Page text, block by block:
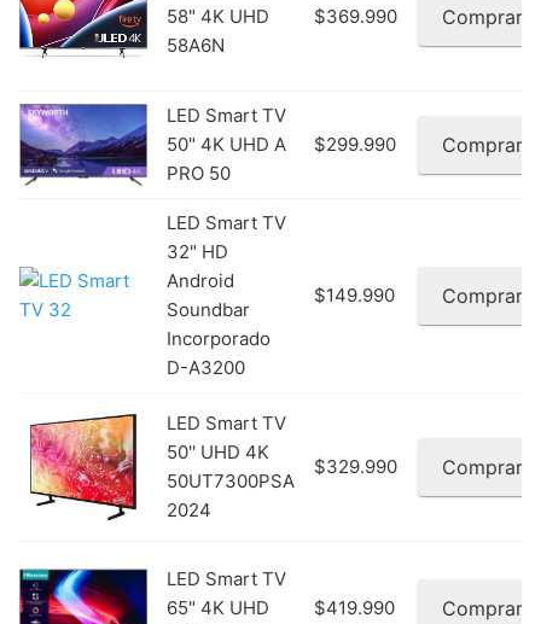
58" 4K UHD
58A6N
$369.990 Comprar
LED Smart TV
50" 4K UHD A
PRO 50
$299.990 Comprar
LED Smart TV
32" HD
Android
Soundbar
Incorporado
D-A3200
$149.990 Comprar
LED Smart TV
50'' UHD 4K
50UT7300PSA
2024
$329.990 Comprar
LED Smart TV
65" 4K UHD
$419.990 Comprar